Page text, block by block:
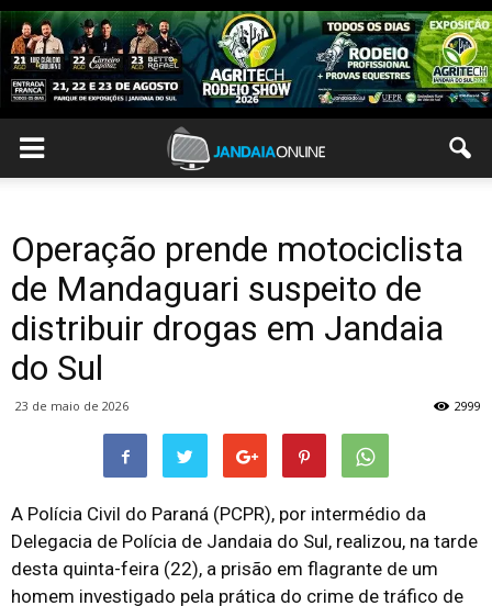
Operação prende motociclista
de Mandaguari suspeito de
distribuir drogas em Jandaia
do Sul
23 de maio de 2026 2999
A Polícia Civil do Paraná (PCPR), por intermédio da
Delegacia de Polícia de Jandaia do Sul, realizou, na tarde
desta quinta-feira (22), a prisão em flagrante de um
homem investigado pela prática do crime de tráfico de